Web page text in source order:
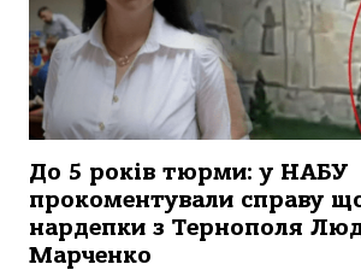
До 5 років тюрми: у НАБУ
прокоментували справу
нардепки з Тернополя
Марченко